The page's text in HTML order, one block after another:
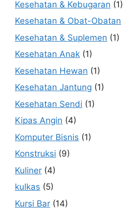
Kesehatan & Kebugaran (1)
Kesehatan & Obat-Obatan
Kesehatan & Suplemen (1)
Kesehatan Anak (1)
Kesehatan Hewan (1)
Kesehatan Jantung (1)
Kesehatan Sendi (1)
Kipas Angin (4)
Komputer Bisnis (1)
Konstruksi (9)
Kuliner (4)
kulkas (5)
Kursi Bar (14)